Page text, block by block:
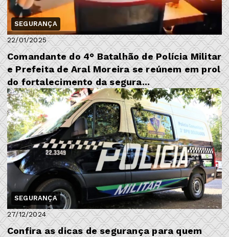
SEGURANÇA
22/01/2025
Comandante do 4° Batalhão de Polícia Militar
e Prefeita de Aral Moreira se reúnem em prol
do fortalecimento da segura...
SEGURANÇA
27/12/2024
Confira as dicas de segurança para quem